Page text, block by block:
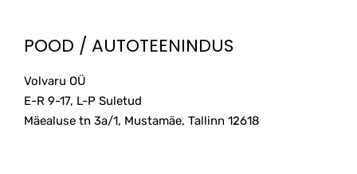
POOD / AUTOTEENINDUS
Volvaru OÜ
E-R 9-17, L-P Suletud
Mäealuse tn 3a/1, Mustamäe, Tallinn 12618